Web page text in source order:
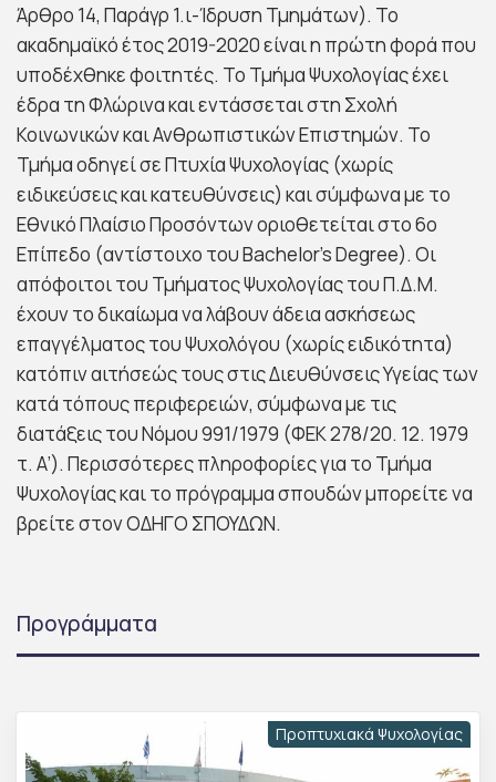
Άρθρο 14, Παράγρ 1.ι-Ίδρυση Τμημάτων). Το
ακαδημαϊκό έτος 2019-2020 είναι η πρώτη φορά που
υποδέχθηκε φοιτητές. Το Τμήμα Ψυχολογίας έχει
έδρα τη Φλώρινα και εντάσσεται στη Σχολή
Κοινωνικών και Ανθρωπιστικών Επιστημών. Το
Τμήμα οδηγεί σε Πτυχία Ψυχολογίας (χωρίς
ειδικεύσεις και κατευθύνσεις) και σύμφωνα με το
Εθνικό Πλαίσιο Προσόντων οριοθετείται στο 6ο
Επίπεδο (αντίστοιχο του Bachelor’s Degree). Οι
απόφοιτοι του Τμήματος Ψυχολογίας του Π.Δ.Μ.
έχουν το δικαίωμα να λάβουν άδεια ασκήσεως
επαγγέλματος του Ψυχολόγου (χωρίς ειδικότητα)
κατόπιν αιτήσεώς τους στις Διευθύνσεις Υγείας των
κατά τόπους περιφερειών, σύμφωνα με τις
διατάξεις του Νόμου 991/1979 (ΦΕΚ 278/20. 12. 1979
τ. Α’). Περισσότερες πληροφορίες για το Τμήμα
Ψυχολογίας και το πρόγραμμα σπουδών μπορείτε να
βρείτε στον ΟΔΗΓΟ ΣΠΟΥΔΩΝ.
Προγράμματα
Προπτυχιακά Ψυχολογίας